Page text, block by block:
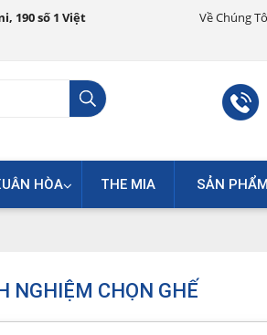
190 số 1 Việt
Về Chúng
HÒA THE MIA SẢN
NGHIỆM CHỌN GHẾ